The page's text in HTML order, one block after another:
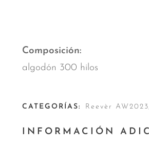
Composición
algodón 300 hilos
CATEGORÍAS: Reevèr AW2023
INFORMACIÓN